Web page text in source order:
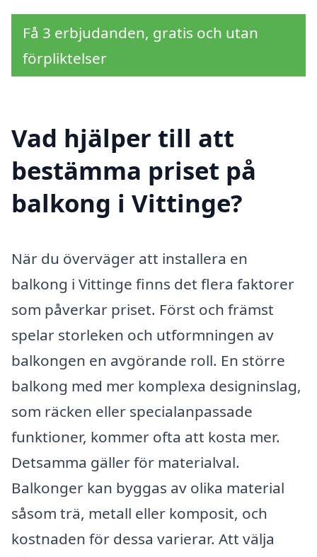
Få 3 erbjudanden, gratis och utan
förpliktelser
Vad hjälper till att
bestämma priset på
balkong i Vittinge?
När du överväger att installera en
balkong i Vittinge finns det flera faktorer
som påverkar priset. Först och främst
spelar storleken och utformningen av
balkongen en avgörande roll. En större
balkong med mer komplexa designinslag,
som räcken eller specialanpassade
funktioner, kommer ofta att kosta mer.
Detsamma gäller för materialval.
Balkonger kan byggas av olika material
såsom trä, metall eller komposit, och
kostnaden för dessa varierar. Att välja